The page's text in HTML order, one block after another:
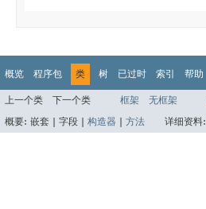
概览 程序包 类 树 已过时 索引 帮助
上一个类 下一个类 框架 无框架
概要: 嵌套 | 字段 | 构造器 方法 详细资料: